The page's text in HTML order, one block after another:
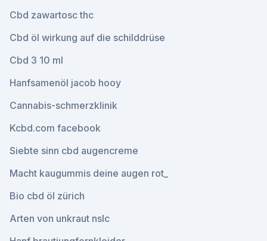
Cbd zawartosc thc
Cbd öl wirkung auf die schilddrüse
Cbd 3 10 ml
Hanfsamenöl jacob hooy
Cannabis-schmerzklinik
Kcbd.com facebook
Siebte sinn cbd augencreme
Macht kaugummis deine augen rot_
Bio cbd öl zürich
Arten von unkraut nslc